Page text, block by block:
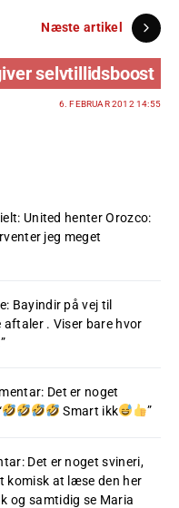
Næste artikel
selvtillidsboost
6. FEBRUAR 2012 14:55
United henter Orozco:
jeg meget
Bayindir på vej til
aftaler . Viser bare hvor
”
Det er noget
Smart ikk ”
Det er noget svineri,
komisk at læse den her
og samtidig se Maria